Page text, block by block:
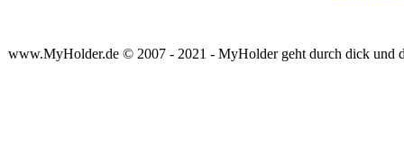
www.MyHolder.de © 2007 - 2021 - MyHolder geht durch dick und